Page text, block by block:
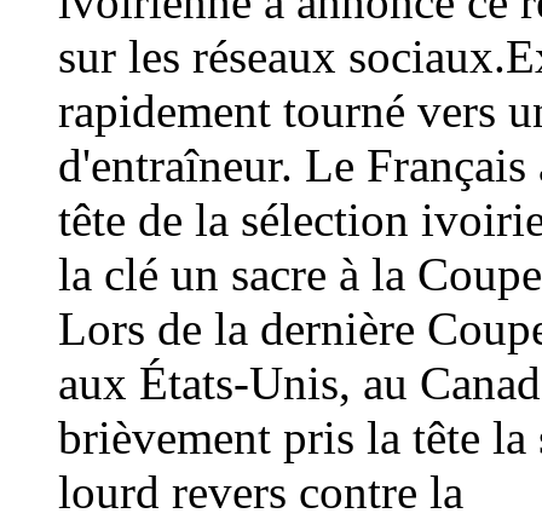
sur les réseaux
rapidement tourné vers
d'entraîneur. Le
tête de la sélection
la clé un sacre à la
Lors de la dernière
aux États-Unis, au
brièvement pris la tête
lourd revers contre la